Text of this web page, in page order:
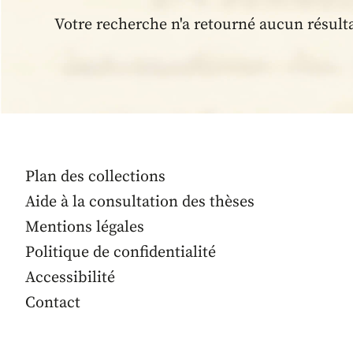
Votre recherche n'a retourné aucun
Plan des collections
Aide à la consultation des thèses
Mentions légales
Politique de confidentialité
Accessibilité
Contact